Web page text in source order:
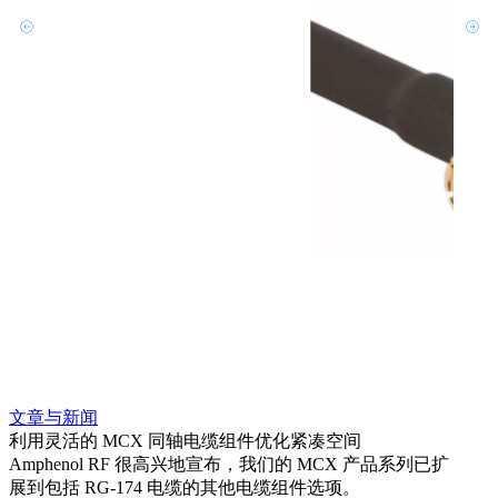
文章与新闻
利用灵活的 MCX 同轴电缆组件优化紧凑空间
Amphenol RF 很高兴地宣布，我们的 MCX 产品系列已扩
展到包括 RG-174 电缆的其他电缆组件选项。